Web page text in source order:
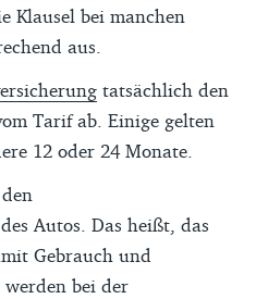
Klausel bei manchen
aus.
tatsächlich den
Tarif ab. Einige gelten
12 oder 24 Monate.
Autos. Das heißt, das
Gebrauch und
bei der